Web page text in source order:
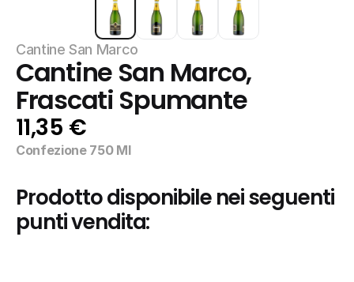
Cantine San Marco
Cantine San Marco,
Frascati Spumante
11,35 €
Confezione 750 Ml
Prodotto disponibile nei seguenti
punti vendita: